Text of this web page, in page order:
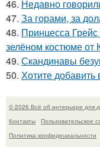
46. Недавно
47. За горами, за
48. Принцесса
зелёном костюме
49. Скандинавы
50. Хотите добавить
© 2026 Всё об интерьере для
Контакты
Пользовательское
Политика конфидециальности